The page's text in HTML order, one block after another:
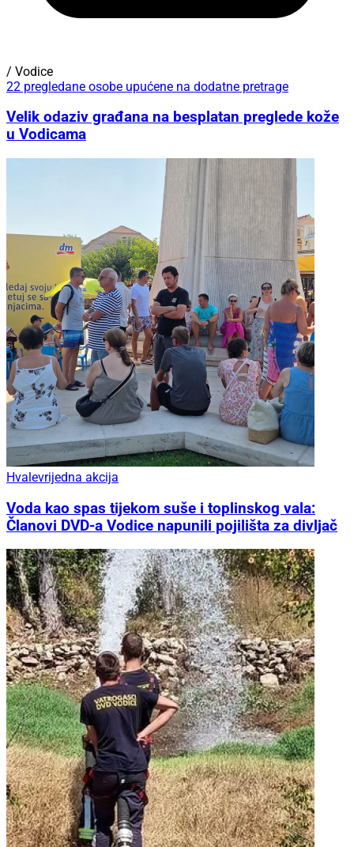
/ Vodice
22 pregledane osobe upućene na dodatne pretrage
Velik odaziv građana na besplatan preglede kože
u Vodicama
Hvalevrijedna akcija
Voda kao spas tijekom suše i toplinskog vala:
Članovi DVD-a Vodice napunili pojilišta za divljač